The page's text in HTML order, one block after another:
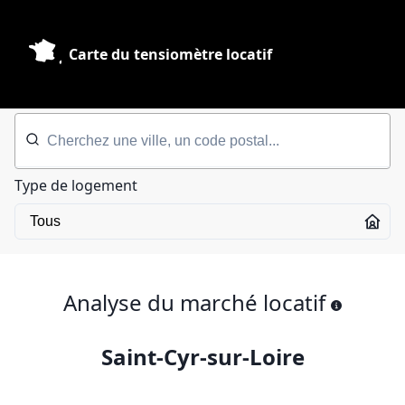
Carte du tensiomètre locatif
Type de logement
Analyse du marché locatif
Saint-Cyr-sur-Loire